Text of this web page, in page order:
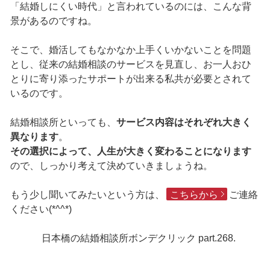
「結婚しにくい時代」と言われているのには、こんな背
景があるのですね。
そこで、婚活してもなかなか上手くいかないことを問題
とし、従来の結婚相談のサービスを見直し、お一人おひ
とりに寄り添ったサポートが出来る私共が必要とされて
いるのです。
結婚相談所といっても、 サービス内容はそれぞれ大きく
異なります。
その選択によって、人生が大きく変わることになります
ので、しっかり考えて決めていきましょうね。
もう少し聞いてみたいという方は、 こちらから
ご連絡
ください(*^^*)
日本橋の結婚相談所ボンデクリック part.268.